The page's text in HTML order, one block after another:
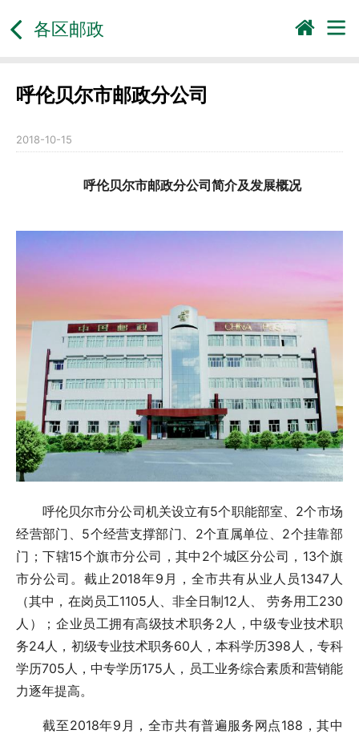
各区邮政
呼伦贝尔市邮政分公司
2018-10-15
呼伦贝尔市邮政分公司 简介及发展概况
呼伦贝尔市分公司机关设立有5个职能部室、2个市场
经营部门、5个经营支撑部门、2个直属单位、2个挂靠部
门；下辖15个旗市分公司，其中2个城区分公司，13个旗
市分公司。截止2018年9月，全市共有从业人员1347人
（其中，在岗员工1105人、非全日制12人、 劳务用工230
人）；企业员工拥有高级技术职务2人，中级专业技术职
务24人，初级专业技术职务60人，本科学历398人，专科
学历705人，中专学历175人，员工业务综合素质和营销能
力逐年提高。
截至2018年9月，全市共有普遍服务网点188，其中